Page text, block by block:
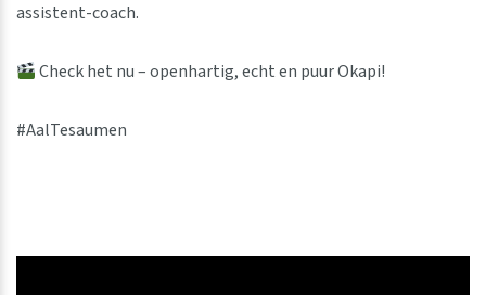
assistent-coach.
Check het nu – openhartig, echt en puur Okapi!
#AalTesaumen